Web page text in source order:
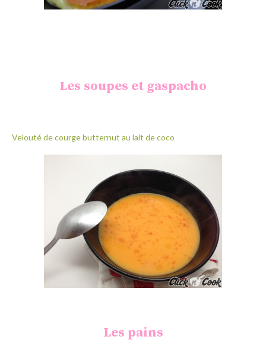
Les soupes et gaspacho
Velouté de courge butternut au lait de coco
Les pains